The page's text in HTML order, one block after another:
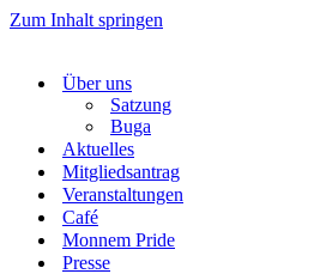
Zum Inhalt springen
Über uns
Satzung
Buga
Aktuelles
Mitgliedsantrag
Veranstaltungen
Café
Monnem Pride
Presse